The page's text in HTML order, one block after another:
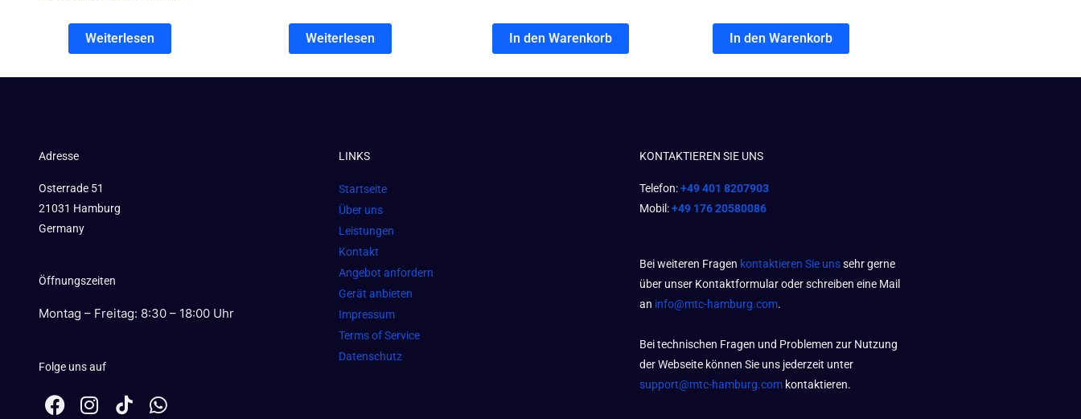
Weiterlesen Weiterlesen In den Warenkorb In den Warenkorb
Adresse
Osterrade 51
21031 Hamburg
Germany
Öffnungszeiten
Montag – Freitag: 8:30 – 18:00 Uhr
Folge uns auf
F
I
W
LINKS
Startseite
Über uns
Leistungen
Kontakt
Angebot anfordern
Gerät anbieten
Impressum
Terms of Service
Datenschutz
KONTAKTIEREN SIE UNS
Telefon:+49 401 8207903
Mobil:+49 176 20580086
Bei weiteren Fragen kontaktieren Sie unssehr gerne
über unser Kontaktformular oder schreiben eine Mail
an info@mtc-hamburg.com.
Bei technischen Fragen und Problemen zur Nutzung
der Webseite können Sie uns jederzeit unter
support@mtc-hamburg.comkontaktieren.